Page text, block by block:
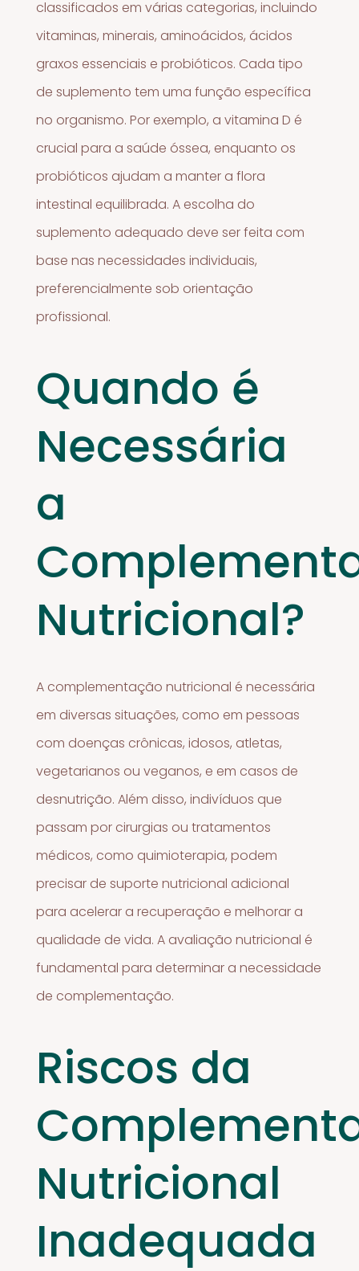
classificados em várias categorias, incluindo
vitaminas, minerais, aminoácidos, ácidos
graxos essenciais e probióticos. Cada tipo
de suplemento tem uma função específica
no organismo. Por exemplo, a vitamina D é
crucial para a saúde óssea, enquanto os
probióticos ajudam a manter a flora
intestinal equilibrada. A escolha do
suplemento adequado deve ser feita com
base nas necessidades individuais,
preferencialmente sob orientação
profissional.
Quando é
Necessária
a
Nutricional?
A complementação nutricional é necessária
em diversas situações, como em pessoas
com doenças crônicas, idosos, atletas,
vegetarianos ou veganos, e em casos de
desnutrição. Além disso, indivíduos que
passam por cirurgias ou tratamentos
médicos, como quimioterapia, podem
precisar de suporte nutricional adicional
para acelerar a recuperação e melhorar a
qualidade de vida. A avaliação nutricional é
fundamental para determinar a necessidade
de complementação.
Riscos da
Nutricional
Inadequada